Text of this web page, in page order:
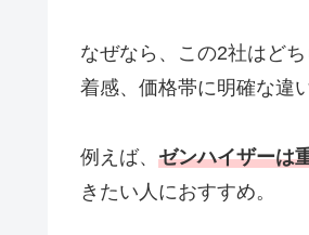
なぜなら、この2社はど
着感、価格帯に明確な違
例えば、 ゼンハイザーは
きたい人におすすめ。